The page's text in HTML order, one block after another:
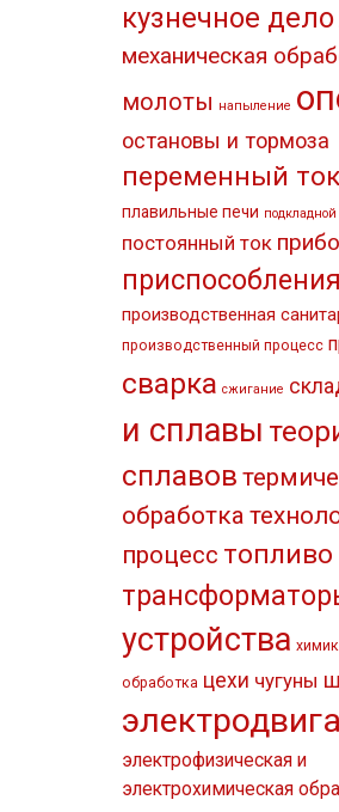
кузнечное дело
механическая
молоты напыление
остановы и тормоза
переменный ток
плавильные печи
постоянный ток
приспособления
производственная
производственный процесс
сварка сжигание
и сплавы
сплавов
обработка
процесс топливо
устройства
обработка цехи чугуны
электрофизическая и
электрохимическая